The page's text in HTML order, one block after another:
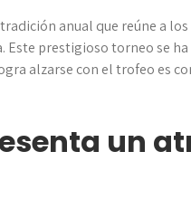
anual que reúne a
Este prestigioso torneo se
alzarse con el trofeo es
un